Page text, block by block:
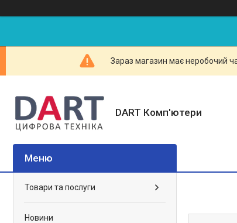
Зараз магазин має неробочий
DART Комп'ютери
Товари та послуги
Новини